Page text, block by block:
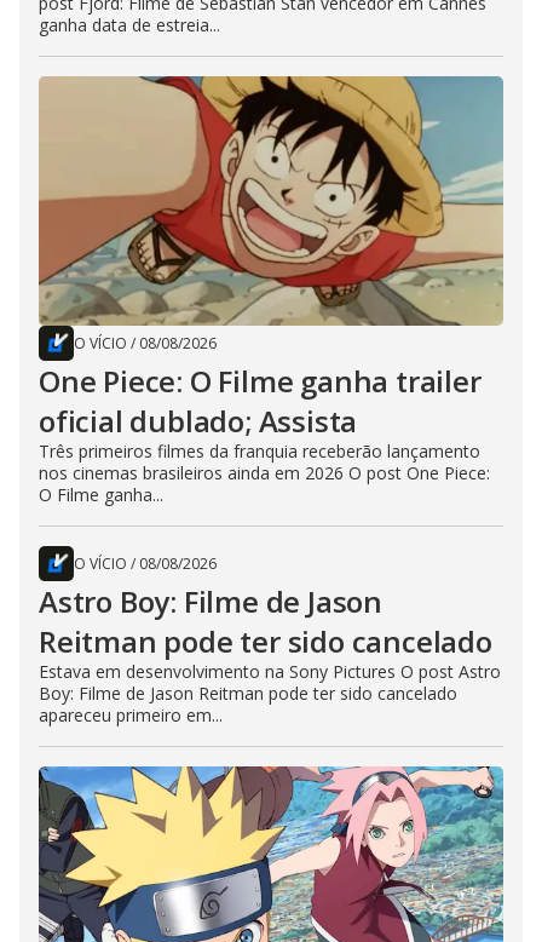
ganha data de estreia...
O VÍCIO / 08/08/2026
One Piece: O Filme ganha trailer
oficial dublado; Assista
Três primeiros filmes da franquia receberão lançamento
nos cinemas brasileiros ainda em 2026 O post One Piece:
O Filme ganha...
O VÍCIO / 08/08/2026
Astro Boy: Filme de Jason
Reitman pode ter sido cancelado
Estava em desenvolvimento na Sony Pictures O post Astro
Boy: Filme de Jason Reitman pode ter sido cancelado
apareceu primeiro em...